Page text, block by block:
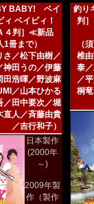
BABY! ベイ
ィ ベイビィ！
４判］≪新品
冊まで）
さ／松下由樹／
神田うの／伊藤
田浩暉／野波麻
／山本ひかる
／田中要次／堀
直人／斉藤由貴
／吉行和子）
日本製作
(2000年
～)
2009年製
作（製作
釣り
判
（
椎
泰
／
桐